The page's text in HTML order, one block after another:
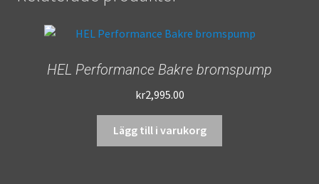
HEL Performance Bakre bromspump
kr2,995.00
Lägg till i varukorg